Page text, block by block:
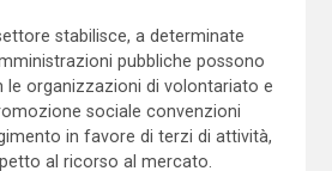
stabilisce, a determinate
pubbliche possono
le organizzazioni di volontariato e
sociale convenzioni
in favore di terzi di attività,
al ricorso al mercato.